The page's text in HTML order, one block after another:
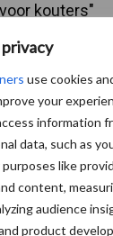
use cookies
your
information
data, such as
like
content,
audience
product
voor kouters"
Albourgh Tyres
nieuwe
Caterpillar
elektrische